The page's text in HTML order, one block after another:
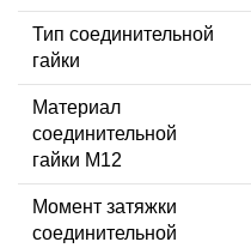
Тип соединительной
гайки
Материал
соединительной
гайки M12
Момент затяжки
соединительной